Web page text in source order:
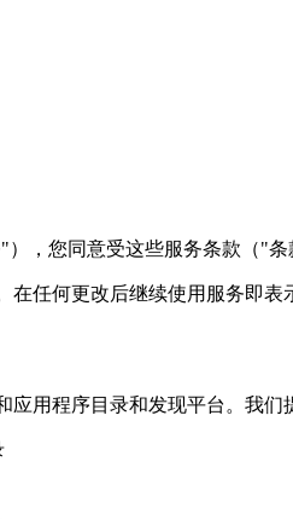
，您同意受这些服务条款（"
任何更改后继续使用服务即表
应用程序目录和发现平台。我们